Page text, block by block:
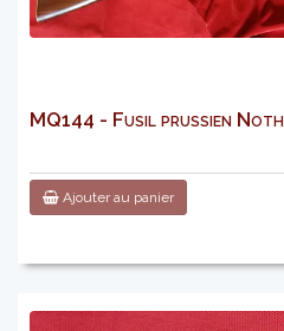
MQ144 - Fusil prussien
Ajouter au panier